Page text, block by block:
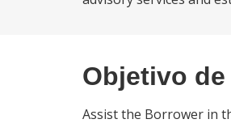
Objetivo
Assist the Borrower in